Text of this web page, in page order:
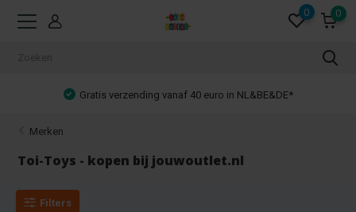
0 0
Gratis verzending vanaf 40 euro in NL&BE&DE*
Merken
Toi-Toys - kopen bij jouwoutlet.nl
Filters